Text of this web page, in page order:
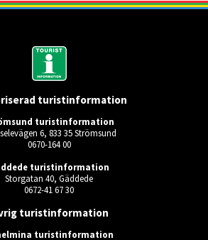
turistinformation
turistinformation
6, 833 35 Strömsund
0670-164 00
turistinformation
Storgatan 40, Gäddede
0672-41 67 30
turistinformation
turistinformation